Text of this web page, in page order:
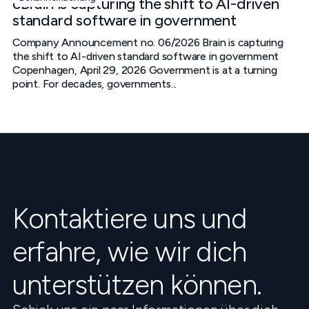
standard software in government
Company Announcement no. 06/2026 Brain is capturing
the shift to AI-driven standard software in government
Copenhagen, April 29, 2026 Government is at a turning
point. For decades, governments...
Kontaktiere uns und
erfahre, wie wir dich
unterstützen können.